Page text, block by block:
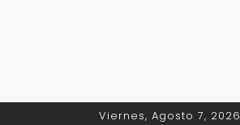
Viernes, Agosto 7, 2026